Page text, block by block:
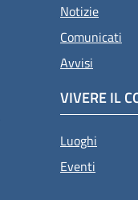
Notizie
Comunicati
Avvisi
VIVERE IL
Luoghi
Eventi